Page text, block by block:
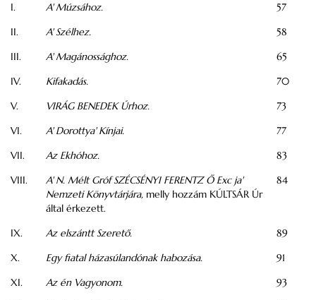
I. A' Múzsához.
57
II.
A' Szélhez.
58
III.
A' Magánossághoz.
65
IV.
Kifakadás.
70
V.
VIRÁG BENEDEK Úrhoz.
73
VI.
A' Dorottya' Kínjai.
77
VII.
Az Ekhóhoz.
83
VIII.
A' N. Mélt Gróf SZÉCSÉNYI FERENTZ Ő Exc ja'
Nemzeti Könyvtárjára, melly hozzám KÚLTSÁR Úr
által érkezett.
84
IX. Az elszántt Szerető.
89
X.
Egy fiatal házasúlandónak habozása.
91
XI.
Az én Vagyonom.
93